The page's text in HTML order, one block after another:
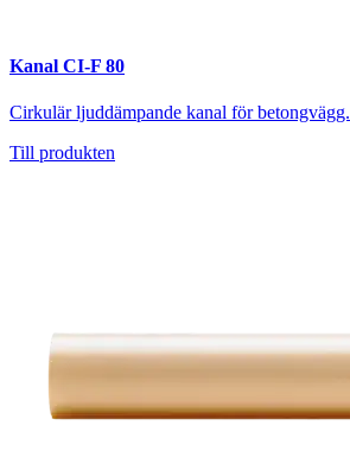
Kanal CI-F 80
Cirkulär ljuddämpande kanal för betongvägg.
Till produkten